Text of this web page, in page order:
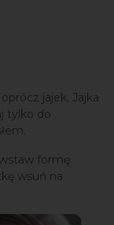
jajek. Jajka
tylko do
formę
wsuń na